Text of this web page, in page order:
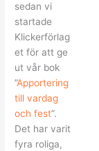
sedan vi
startade
Klickerförlag
et för att ge
ut vår bok
”Apportering
till vardag
och fest”.
Det har varit
fyra roliga,